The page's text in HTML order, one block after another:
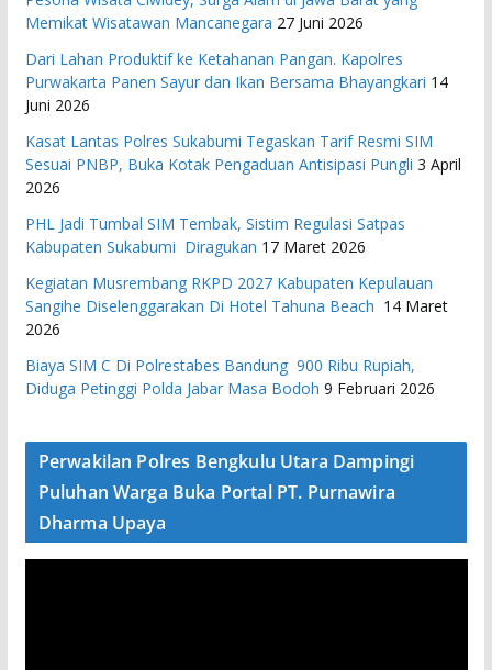
Memikat Wisatawan Mancanegara 27 Juni 2026
Dari Lahan Produktif ke Ketahanan Pangan. Kapolres
Purwakarta Panen Sayur dan Ikan Bersama Bhayangkari 14
Juni 2026
Kasat Lantas Polres Sukabumi Tegaskan Tarif Resmi SIM
Sesuai PNBP, Buka Kotak Pengaduan Antisipasi Pungli 3 April
2026
PHL Jadi Tumbal SIM Tembak, Sistim Regulasi Satpas
Kabupaten Sukabumi Diragukan 17 Maret 2026
Kegiatan Musrembang RKPD 2027 ​Kabupaten Kepulauan
Sangihe Diselenggarakan Di Hotel Tahuna Beach 14 Maret
2026
Biaya SIM C Di Polrestabes Bandung 900 Ribu Rupiah,
Diduga Petinggi Polda Jabar Masa Bodoh 9 Februari 2026
Perwakilan Polres Bengkulu Utara Dampingi
Puluhan Warga Buka Portal PT. Purnawira
Dharma Upaya